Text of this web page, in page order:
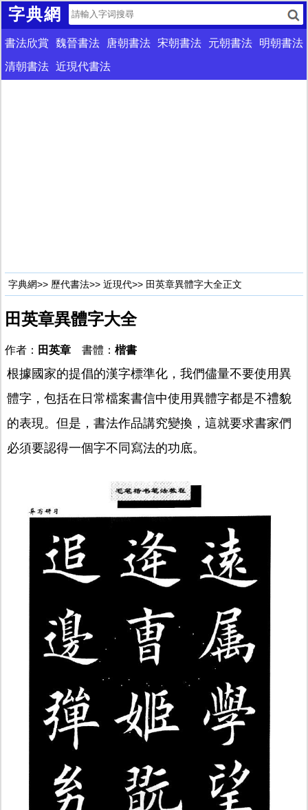
字典網
書法欣賞 魏晉書法 唐朝書法 宋朝書法 元朝書法
明朝書法
清朝書法 近現代書法
字典網>> 歷代書法>> 近現代>> 田英章異體字大全正文
田英章異體字大全
作者： 田英章 書體： 楷書
根據國家的提倡的漢字標準化，我們儘量不要使用異
體字，包括在日常檔案書信中使用異體字都是不禮貌
的表現。但是，書法作品講究變換，這就要求書家們
必須要認得一個字不同寫法的功底。